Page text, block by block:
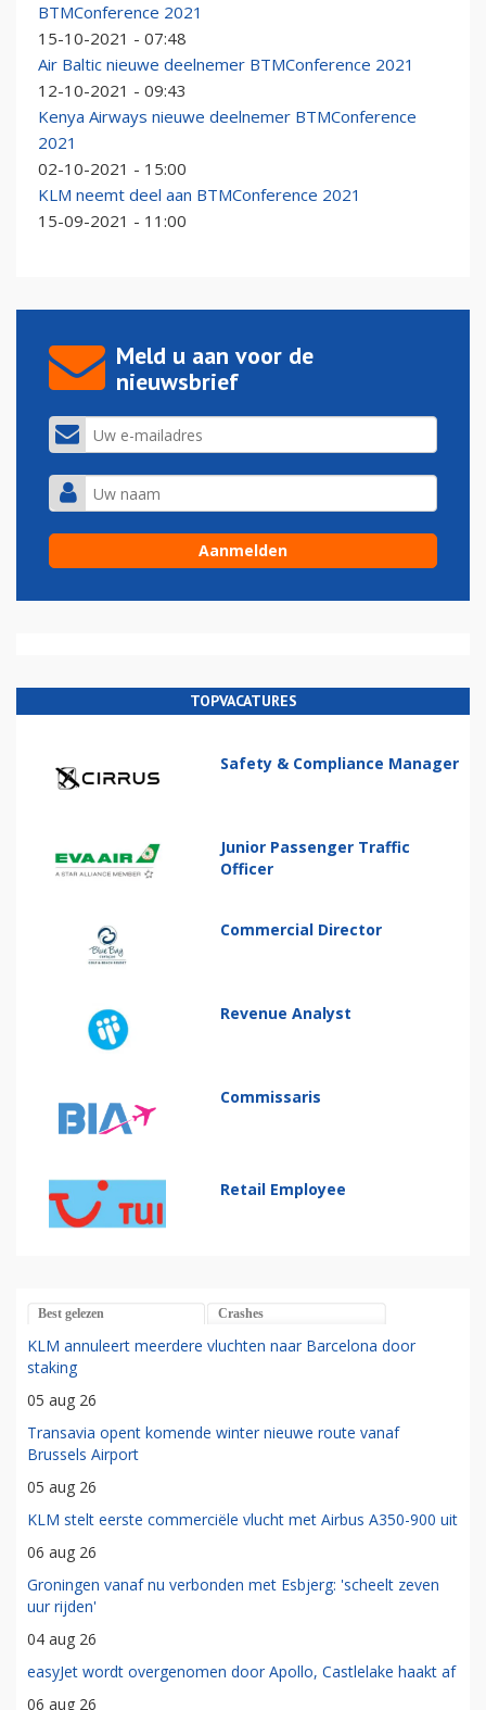
BTMConference 2021
15-10-2021 - 07:48
Air Baltic nieuwe deelnemer BTMConference 2021
12-10-2021 - 09:43
Kenya Airways nieuwe deelnemer BTMConference
2021
02-10-2021 - 15:00
KLM neemt deel aan BTMConference 2021
15-09-2021 - 11:00
Meld u aan voor de
nieuwsbrief
TOPVACATURES
Safety & Compliance Manager
Junior Passenger Traffic
Officer
Commercial Director
Revenue Analyst
Commissaris
Retail Employee
Best gelezen Crashes
KLM annuleert meerdere vluchten naar Barcelona door
staking
05 aug 26
Transavia opent komende winter nieuwe route vanaf
Brussels Airport
05 aug 26
KLM stelt eerste commerciële vlucht met Airbus A350-900 uit
06 aug 26
Groningen vanaf nu verbonden met Esbjerg: 'scheelt zeven
uur rijden'
04 aug 26
easyJet wordt overgenomen door Apollo, Castlelake haakt af
06 aug 26